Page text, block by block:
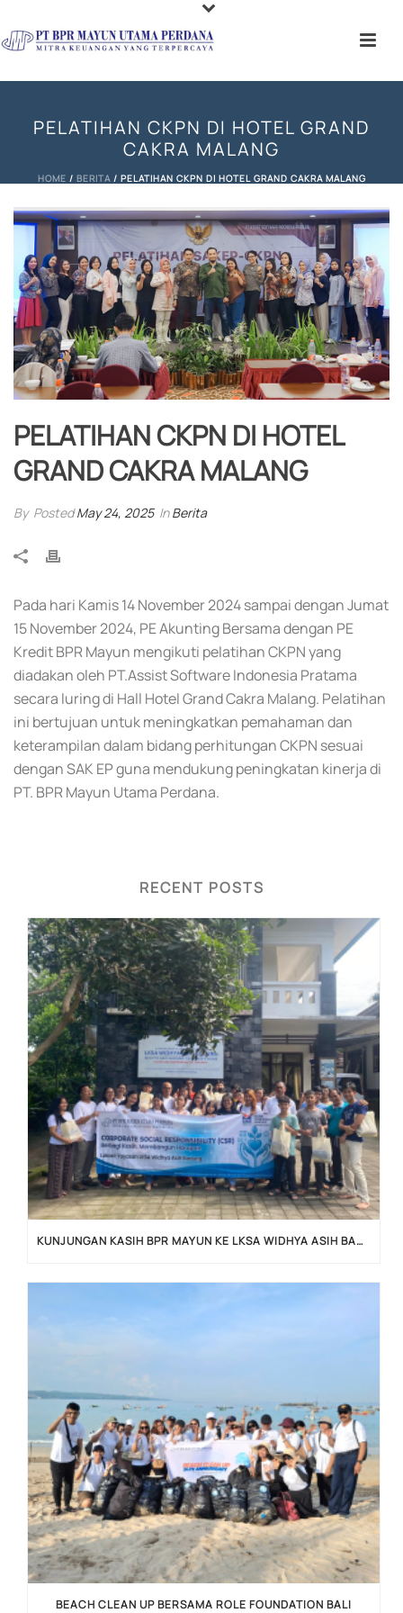
PELATIHAN CKPN DI HOTEL GRAND
CAKRA MALANG
HOME / BERITA/ PELATIHAN CKPN DI HOTEL GRAND CAKRA MALANG
PELATIHAN CKPN DI HOTEL
GRAND CAKRA MALANG
By PostedMay 24, 2025 InBerita
Pada hari Kamis 14 November 2024 sampai dengan Jumat
15 November 2024, PE Akunting Bersama dengan PE
Kredit BPR Mayun mengikuti pelatihan CKPN yang
diadakan oleh PT.Assist Software Indonesia Pratama
secara luring di Hall Hotel Grand Cakra Malang. Pelatihan
ini bertujuan untuk meningkatkan pemahaman dan
keterampilan dalam bidang perhitungan CKPN sesuai
dengan SAK EP guna mendukung peningkatan kinerja di
PT. BPR Mayun Utama Perdana.
RECENT POSTS
KUNJUNGAN KASIH BPR MAYUN KE LKSA WIDHYA ASIH BADUNG
BEACH CLEAN UP BERSAMA ROLE FOUNDATION BALI